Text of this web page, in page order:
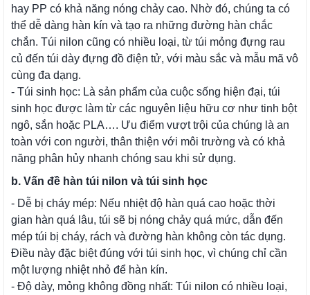
hay PP có khả năng nóng chảy cao. Nhờ đó, chúng ta có
thể dễ dàng hàn kín và tạo ra những đường hàn chắc
chắn. Túi nilon cũng có nhiều loại, từ túi mỏng đựng rau
củ đến túi dày đựng đồ điện tử, với màu sắc và mẫu mã vô
cùng đa dạng.
- Túi sinh học: Là sản phẩm của cuộc sống hiện đại, túi
sinh học được làm từ các nguyên liệu hữu cơ như tinh bột
ngô, sắn hoặc PLA…. Ưu điểm vượt trội của chúng là an
toàn với con người, thân thiện với môi trường và có khả
năng phân hủy nhanh chóng sau khi sử dụng.
b. Vấn đề hàn túi nilon và túi sinh học
- Dễ bị cháy mép: Nếu nhiệt độ hàn quá cao hoặc thời
gian hàn quá lâu, túi sẽ bị nóng chảy quá mức, dẫn đến
mép túi bị cháy, rách và đường hàn không còn tác dụng.
Điều này đặc biệt đúng với túi sinh học, vì chúng chỉ cần
một lượng nhiệt nhỏ để hàn kín.
- Độ dày, mỏng không đồng nhất: Túi nilon có nhiều loại,